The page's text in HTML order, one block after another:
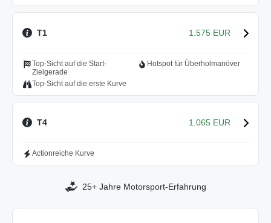
T1 1.575 EUR
Top-Sicht auf die Start-
Zielgerade
Hotspot für Überholmanöver
Top-Sicht auf die erste Kurve
T4 1.065 EUR
Actionreiche Kurve
25+ Jahre Motorsport-Erfahrung